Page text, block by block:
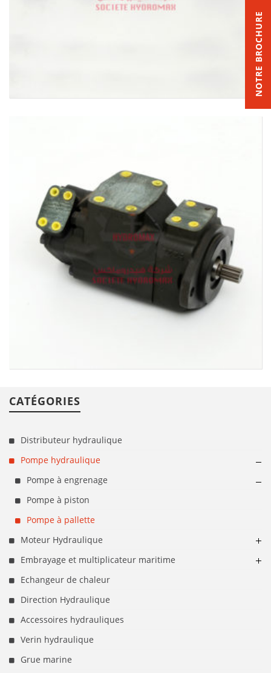
CATÉGORIES
Distributeur hydraulique
Pompe hydraulique
Pompe à engrenage
Pompe à piston
Pompe à pallette
Moteur Hydraulique
Embrayage et multiplicateur maritime
Echangeur de chaleur
Direction Hydraulique
Accessoires hydrauliques
Verin hydraulique
Grue marine
NOTRE BROCHURE